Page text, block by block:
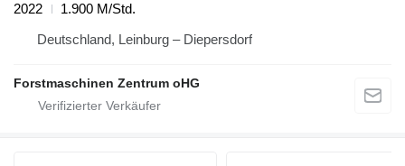
2022
1.900 M/Std.
Deutschland, Leinburg – Diepersdorf
Forstmaschinen Zentrum oHG